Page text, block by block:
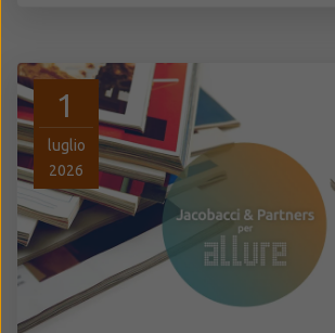
1
luglio
2026